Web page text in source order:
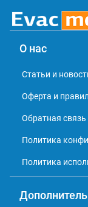
О нас
Статьи и
Оферта и
Обратная связь
Политика
Политика